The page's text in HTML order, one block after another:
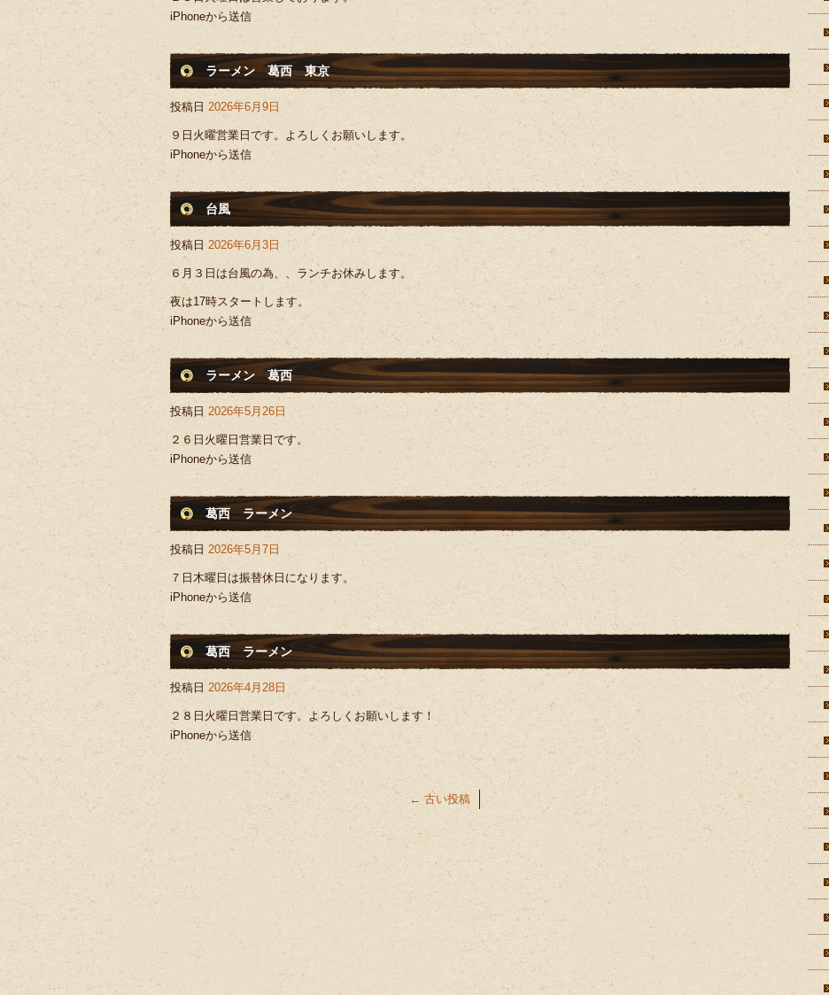
iPhoneから送信
ラーメン 葛西 東京
投稿日 2026年6月9日
９日火曜営業日です。よろしくお願いします。
iPhoneから送信
台風
投稿日 2026年6月3日
６月３日は台風の為、、ランチお休みします。
夜は17時スタートします。
iPhoneから送信
ラーメン 葛西
投稿日 2026年5月26日
２６日火曜日営業日です。
iPhoneから送信
葛西 ラーメン
投稿日 2026年5月7日
７日木曜日は振替休日になります。
iPhoneから送信
葛西 ラーメン
投稿日 2026年4月28日
２８日火曜日営業日です。よろしくお願いします！
iPhoneから送信
← 古い投稿